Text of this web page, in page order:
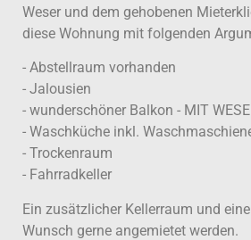
Weser und dem gehobenen
diese Wohnung mit folgenden
- Abstellraum vorhanden
- Jalousien
- wunderschöner Balkon - MIT
- Waschküche inkl.
- Trockenraum
- Fahrradkeller
Ein zusätzlicher Kellerraum und
Wunsch gerne angemietet werden.